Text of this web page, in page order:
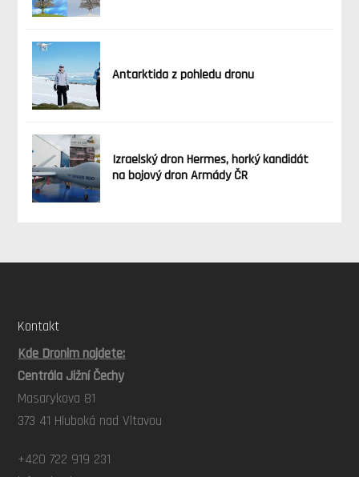
Antarktida z pohledu dronu
Izraelský dron Hermes, horký kandidát
na bojový dron Armády ČR
Kontakt
Kde Dronim najdete:
Centrála Jižní Čechy
Masarykova 81
373 41 Hluboká nad Vltavou
+420 722 919 231